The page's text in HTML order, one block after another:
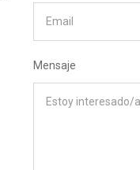
Mensaje